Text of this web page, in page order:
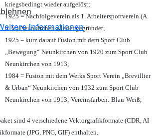
Informationen
kriegsbedingt wieder aufgelöst;
1925 = Nachfolgeverein als 1. Arbeitersportverein (A.
S. V.) Neunkirchen wieder gegründet;
1925 = kurz darauf Fusion mit dem Sport Club
„Bewegung“ Neunkirchen von 1920 zum Sport Club
Neunkirchen von 1913;
1984 = Fusion mit dem Werks Sport Verein „Brevillier
& Urban“ Neunkirchen von 1932 zum Sport Club
Neunkirchen von 1913; Vereinsfarben: Blau-Weiß;
sind 4 verschiedene Vektorgrafikformate (CDR, AI
(JPG, PNG, GIF) enthalten.